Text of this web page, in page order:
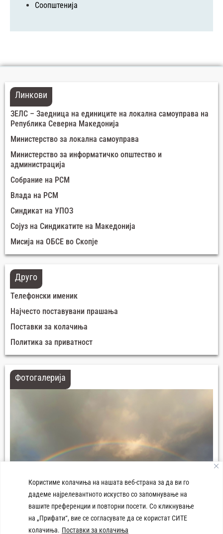
Користиме колачиња на нашата веб-страна за да ви го
дадеме најрелевантното искуство со запомнување на
вашите преференции и повторни посети. Со кликнување
на „Прифати“, вие се согласувате да се користат СИТЕ
колачиња. Поставки за колачиња
Соопштенија
Линкови
ЗЕЛС – Заедница на единиците на локална самоуправа на
Република Северна Македонија
Министерство за локална самоуправа
Министерство за информатичко општество и
администрација
Собрание на РСМ
Влада на РСМ
Синдикат на УПОЗ
Сојуз на Синдикатите на Македонија
Мисија на ОБСЕ во Скопје
Друго
Телефонски именик
Најчесто поставувани прашања
Поставки за колачиња
Политика за приватност
Фотогалерија